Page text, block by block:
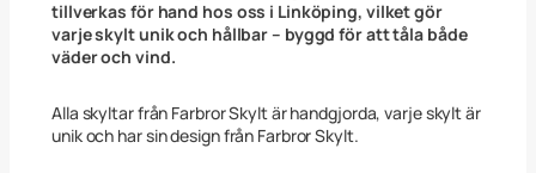
n
F
l
k
a
tillverkas för hand hos oss i Linköping, vilket gör
varje skylt unik och hållbar – byggd för att tåla både
väder och vind.
Alla skyltar från Farbror Skylt är handgjorda, varje skylt är
unik och har sin design från Farbror Skylt.